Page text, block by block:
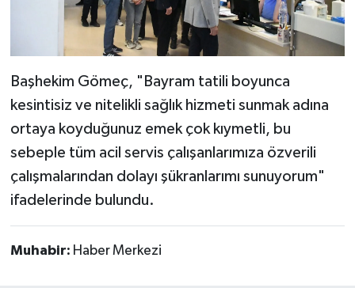
Başhekim Gömeç, ​"Bayram tatili boyunca
kesintisiz ve nitelikli sağlık hizmeti sunmak adına
ortaya koyduğunuz emek çok kıymetli, bu
sebeple tüm acil servis çalışanlarımıza özverili
çalışmalarından dolayı şükranlarımı sunuyorum"
ifadelerinde bulundu.
Muhabir: Haber Merkezi